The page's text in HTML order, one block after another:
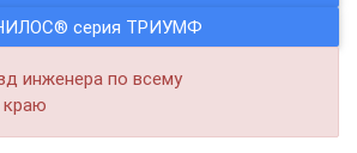
серия ТРИУМФ
инженера по всему
краю